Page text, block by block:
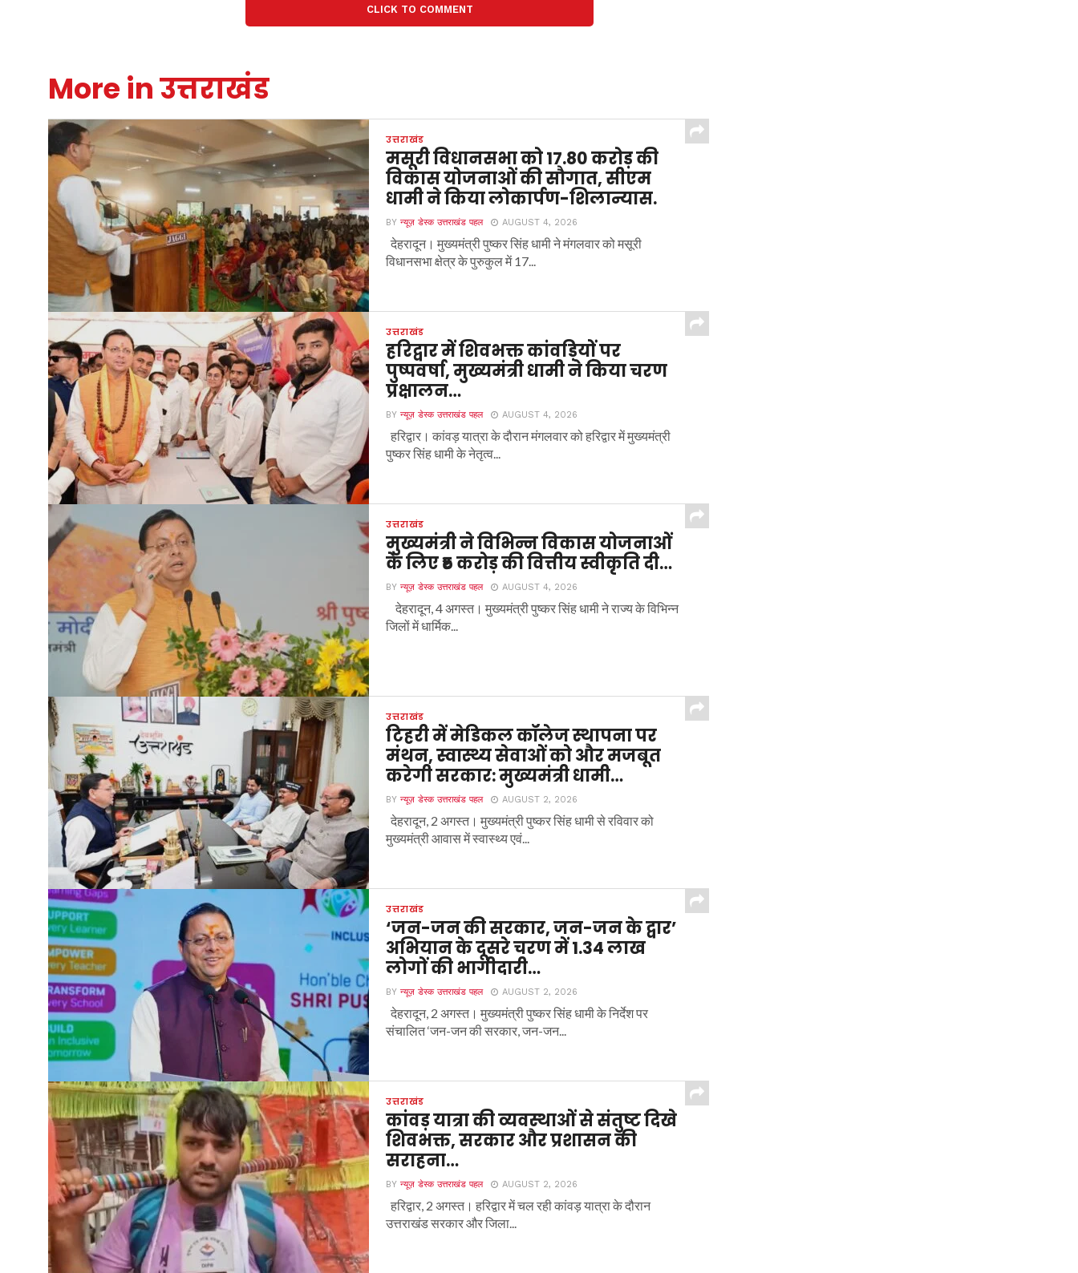
CLICK TO COMMENT
More in उत्तराखंड
उत्तराखंड
मसूरी विधानसभा को 17.80 करोड़ की
विकास योजनाओं की सौगात, सीएम
धामी ने किया लोकार्पण-शिलान्यास.
BYन्यूज़ डेस्क उत्तराखंड पहल AUGUST 4, 2026
देहरादून। मुख्यमंत्री पुष्कर सिंह धामी ने मंगलवार को मसूरी
विधानसभा क्षेत्र के पुरुकुल में 17...
उत्तराखंड
हरिद्वार में शिवभक्त कांवड़ियों पर
पुष्पवर्षा, मुख्यमंत्री धामी ने किया चरण
प्रक्षालन…
BYन्यूज़ डेस्क उत्तराखंड पहल AUGUST 4, 2026
हरिद्वार। कांवड़ यात्रा के दौरान मंगलवार को हरिद्वार में मुख्यमंत्री
पुष्कर सिंह धामी के नेतृत्व...
उत्तराखंड
मुख्यमंत्री ने विभिन्न विकास योजनाओं
के लिए ₹5 करोड़ की वित्तीय स्वीकृति दी…
BYन्यूज़ डेस्क उत्तराखंड पहल AUGUST 4, 2026
देहरादून, 4 अगस्त। मुख्यमंत्री पुष्कर सिंह धामी ने राज्य के विभिन्न
जिलों में धार्मिक...
उत्तराखंड
टिहरी में मेडिकल कॉलेज स्थापना पर
मंथन, स्वास्थ्य सेवाओं को और मजबूत
करेगी सरकार: मुख्यमंत्री धामी…
BYन्यूज़ डेस्क उत्तराखंड पहल AUGUST 2, 2026
देहरादून, 2 अगस्त। मुख्यमंत्री पुष्कर सिंह धामी से रविवार को
मुख्यमंत्री आवास में स्वास्थ्य एवं...
उत्तराखंड
‘जन-जन की सरकार, जन-जन के द्वार’
अभियान के दूसरे चरण में 1.34 लाख
लोगों की भागीदारी…
BYन्यूज़ डेस्क उत्तराखंड पहल AUGUST 2, 2026
देहरादून, 2 अगस्त। मुख्यमंत्री पुष्कर सिंह धामी के निर्देश पर
संचालित ‘जन-जन की सरकार, जन-जन...
उत्तराखंड
कांवड़ यात्रा की व्यवस्थाओं से संतुष्ट दिखे
शिवभक्त, सरकार और प्रशासन की
सराहना…
BYन्यूज़ डेस्क उत्तराखंड पहल AUGUST 2, 2026
हरिद्वार, 2 अगस्त। हरिद्वार में चल रही कांवड़ यात्रा के दौरान
उत्तराखंड सरकार और जिला...